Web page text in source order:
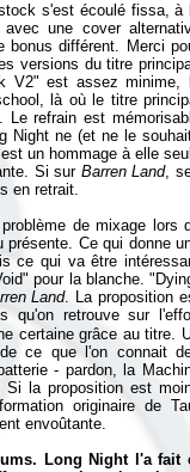
s'est écoulé fissa, à
une cover
bonus différent. Merci
versions du titre
V2" est assez minime,
là où le titre
Le refrain est
Night ne (et ne le
un hommage à elle
Si sur Barren Land,
en retrait.
de mixage lors
présente. Ce qui donne
ce qui va être
pour la blanche.
Land. La proposition
qu'on retrouve sur
certaine grâce au titre.
ce que l'on connait
- pardon, la
Si la proposition est
originaire de
envoûtante.
Long Night l'a fait